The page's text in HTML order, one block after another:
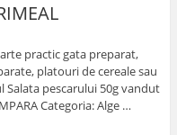
practic gata preparat,
platouri de cereale sau
pescarului 50g vandut
Categoria: Alge …